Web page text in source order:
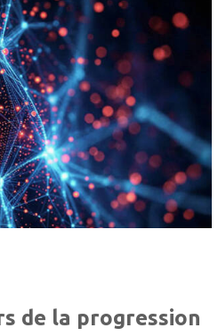
de la progression